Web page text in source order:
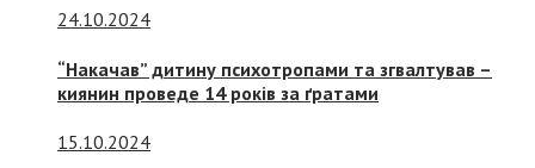
24.10.2024
“Накачав” дитину психотропами та згвалтував –
киянин проведе 14 років за ґратами
15.10.2024